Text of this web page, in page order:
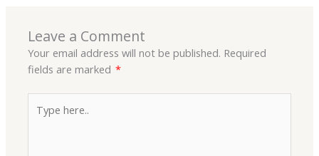
Leave a Comment
Your email address will not be published. Required
fields are marked *
here..